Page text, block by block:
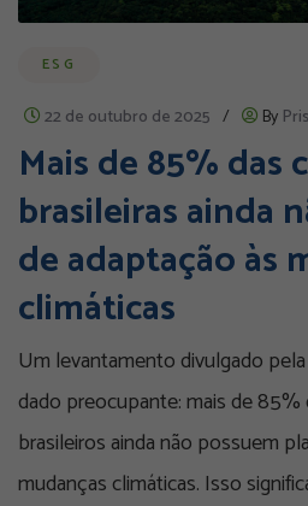
ESG
22 de outubro de 2025 / By
Mais de 85% das
brasileiras ainda
de adaptação às
climáticas
Um levantamento divulgado
dado preocupante: mais de
brasileiros ainda não possuem
mudanças climáticas. Isso